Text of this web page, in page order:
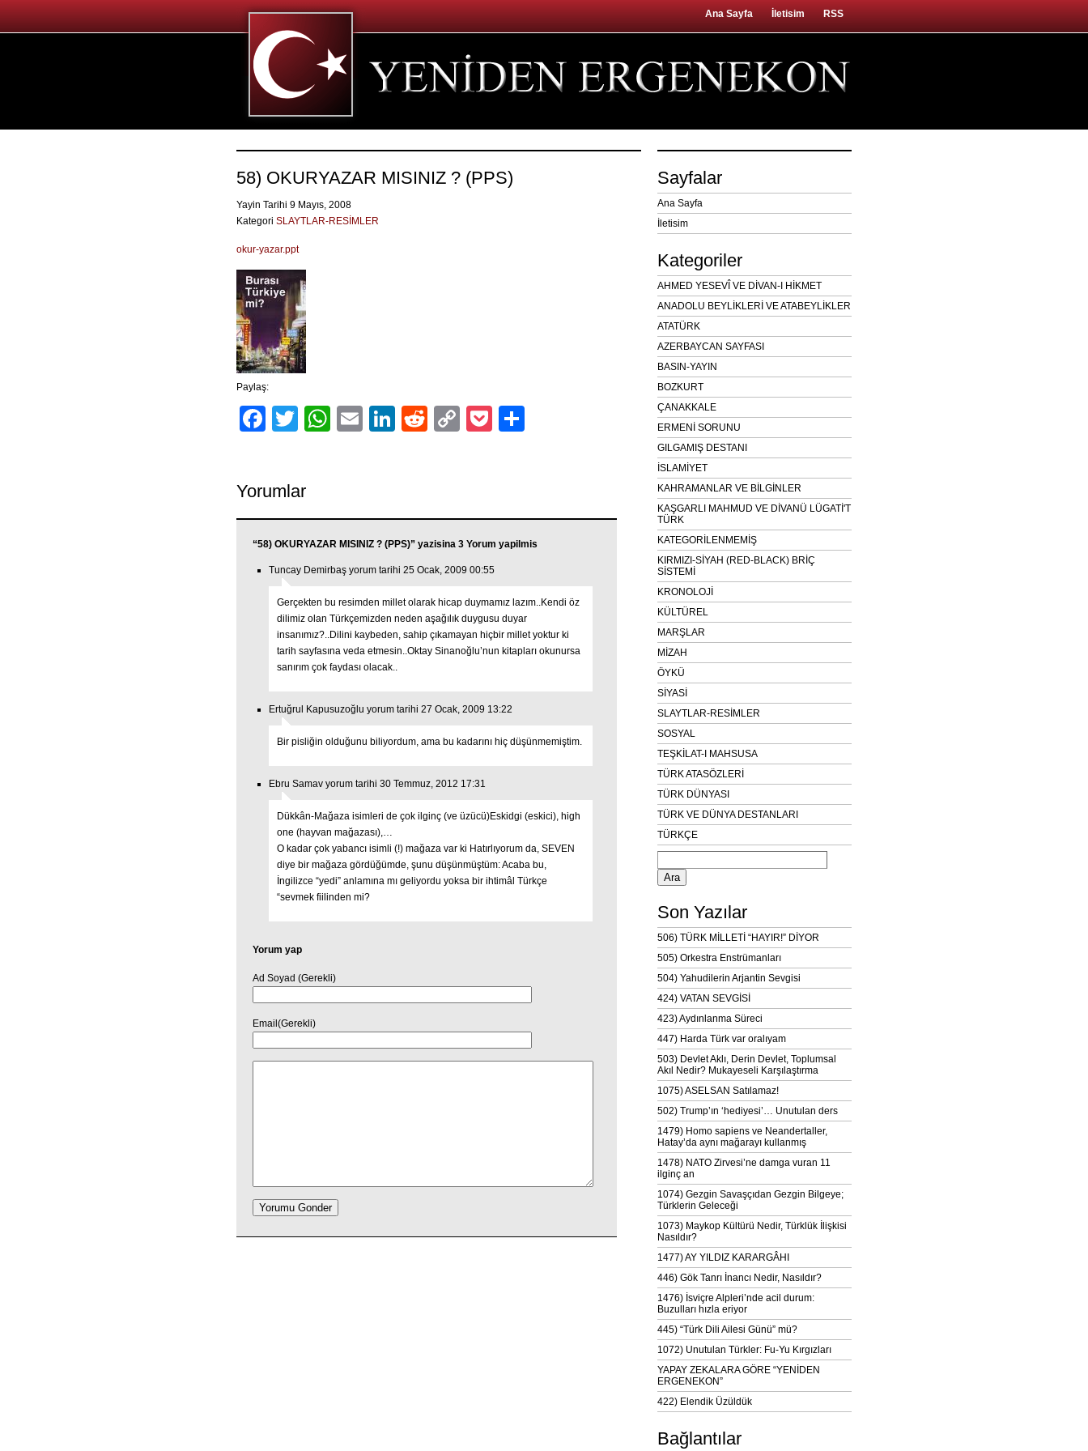
Ana Sayfa İletisim RSS
58) OKURYAZAR MISINIZ ? (PPS)
Yayin Tarihi 9 Mayıs, 2008
Kategori SLAYTLAR-RESİMLER
okur-yazar.ppt
Paylaş:
Facebook
TwitterWhatsApp
EmailLinkedIn
RedditCopyPocket
Yorumlar
“58) OKURYAZAR MISINIZ ? (PPS)” yazisina 3 Yorum yapilmis
Tuncay Demirbaş yorum tarihi 25 Ocak, 2009 00:55
Gerçekten bu resimden millet olarak hicap duymamız lazım..Kendi öz
dilimiz olan Türkçemizden neden aşağılık duygusu duyar
insanımız?..Dilini kaybeden, sahip çıkamayan hiçbir millet yoktur ki
tarih sayfasına veda etmesin..Oktay Sinanoğlu’nun kitapları okunursa
sanırım çok faydası olacak..
Ertuğrul Kapusuzoğlu yorum tarihi 27 Ocak, 2009 13:22
Bir pisliğin olduğunu biliyordum, ama bu kadarını hiç düşünmemiştim.
Ebru Samav yorum tarihi 30 Temmuz, 2012 17:31
Dükkân-Mağaza isimleri de çok ilginç (ve üzücü)Eskidgi (eskici), high
one (hayvan mağazası),…
O kadar çok yabancı isimli (!) mağaza var ki Hatırlıyorum da, SEVEN
diye bir mağaza gördüğümde, şunu düşünmüştüm: Acaba bu,
İngilizce “yedi” anlamına mı geliyordu yoksa bir ihtimâl Türkçe
“sevmek fiilinden mi?
Yorum yap
Ad Soyad (Gerekli)
Email(Gerekli)
Sayfalar
Ana Sayfa
İletisim
Kategoriler
AHMED YESEVÎ VE DİVAN-I HİKMET
ANADOLU BEYLİKLERİ VE ATABEYLİKLER
ATATÜRK
AZERBAYCAN SAYFASI
BASIN-YAYIN
BOZKURT
ÇANAKKALE
ERMENİ SORUNU
GILGAMIŞ DESTANI
İSLAMİYET
KAHRAMANLAR VE BİLGİNLER
KAŞGARLI MAHMUD VE DİVANÜ LÜGATİ'T
TÜRK
KATEGORİLENMEMİŞ
KIRMIZI-SİYAH (RED-BLACK) BRİÇ
SİSTEMİ
KRONOLOJİ
KÜLTÜREL
MARŞLAR
MİZAH
ÖYKÜ
SİYASİ
SLAYTLAR-RESİMLER
SOSYAL
TEŞKİLAT-I MAHSUSA
TÜRK ATASÖZLERİ
TÜRK DÜNYASI
TÜRK VE DÜNYA DESTANLARI
TÜRKÇE
Arama:
Son Yazılar
506) TÜRK MİLLETİ “HAYIR!” DİYOR
505) Orkestra Enstrümanları
504) Yahudilerin Arjantin Sevgisi
424) VATAN SEVGİSİ
423) Aydınlanma Süreci
447) Harda Türk var oralıyam
503) Devlet Aklı, Derin Devlet, Toplumsal
Akıl Nedir? Mukayeseli Karşılaştırma
1075) ASELSAN Satılamaz!
502) Trump’ın ‘hediyesi’… Unutulan ders
1479) Homo sapiens ve Neandertaller,
Hatay’da aynı mağarayı kullanmış
1478) NATO Zirvesi’ne damga vuran 11
ilginç an
1074) Gezgin Savaşçıdan Gezgin Bilgeye;
Türklerin Geleceği
1073) Maykop Kültürü Nedir, Türklük İlişkisi
Nasıldır?
1477) AY YILDIZ KARARGÂHI
446) Gök Tanrı İnancı Nedir, Nasıldır?
1476) İsviçre Alpleri’nde acil durum:
Buzulları hızla eriyor
445) “Türk Dili Ailesi Günü” mü?
1072) Unutulan Türkler: Fu-Yu Kırgızları
YAPAY ZEKALARA GÖRE “YENİDEN
ERGENEKON”
422) Elendik Üzüldük
Bağlantılar